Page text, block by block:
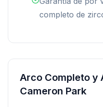
completo de
Arco Completo y
Cameron Park